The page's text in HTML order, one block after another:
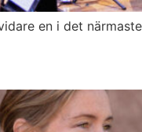
en i det